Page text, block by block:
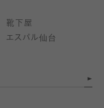
靴下屋
エスパル仙台